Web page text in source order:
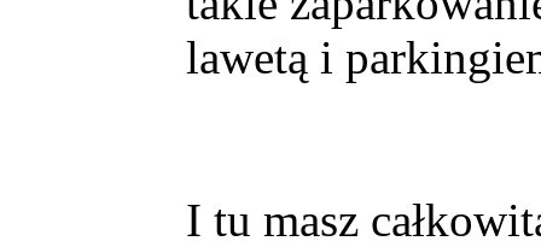
lawetą i
I tu masz